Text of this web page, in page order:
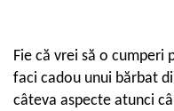
Angrenaje bicicleta
Foi angrenaj
Angrenaj pedalier
Fie că vrei să o cumperi
faci cadou unui bărbat
câteva aspecte atunci